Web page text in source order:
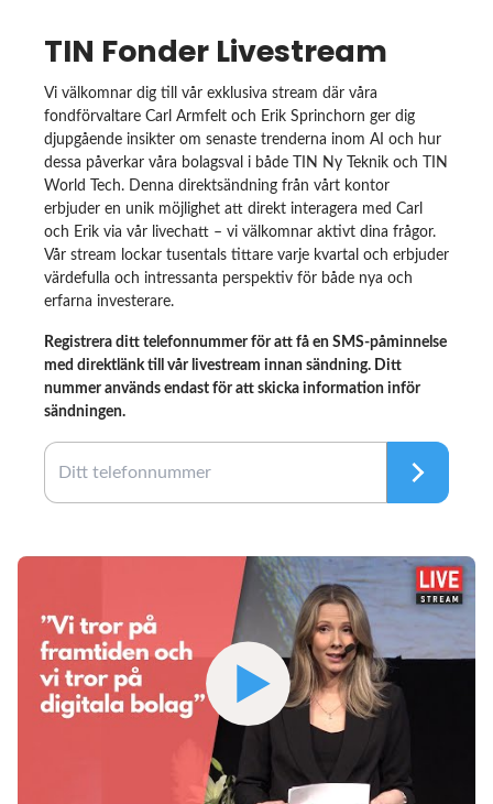
TIN Fonder Livestream
Vi välkomnar dig till vår exklusiva stream där våra
fondförvaltare Carl Armfelt och Erik Sprinchorn ger dig
djupgående insikter om senaste trenderna inom AI och hur
dessa påverkar våra bolagsval i både TIN Ny Teknik och TIN
World Tech. Denna direktsändning från vårt kontor
erbjuder en unik möjlighet att direkt interagera med Carl
och Erik via vår livechatt – vi välkomnar aktivt dina frågor.
Vår stream lockar tusentals tittare varje kvartal och erbjuder
värdefulla och intressanta perspektiv för både nya och
erfarna investerare.
Registrera ditt telefonnummer för att få en SMS-påminnelse
med direktlänk till vår livestream innan sändning. Ditt
nummer används endast för att skicka information inför
sändningen.